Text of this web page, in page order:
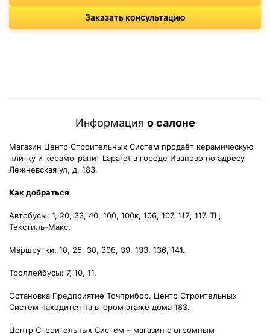
Заказать консультацию
Информация о салоне
Магазин Центр Строительных Систем продаёт керамическую
плитку и керамогранит Laparet в городе Иваново по адресу
Лежневская ул, д. 183.
Как добраться
Автобусы: 1, 20, 33, 40, 100, 100к, 106, 107, 112, 117, ТЦ
Текстиль-Макс.
Маршрутки: 10, 25, 30, 30б, 39, 133, 136, 141.
Троллейбусы: 7, 10, 11.
Остановка Предприятие Точприбор. Центр Строительных
Систем находится на втором этаже дома 183.
Центр Строительных Систем – магазин с огромным